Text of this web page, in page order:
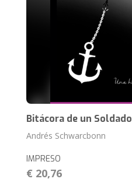
Bitácora de un Soldado
Andrés Schwarcbonn
IMPRESO
€ 20,76